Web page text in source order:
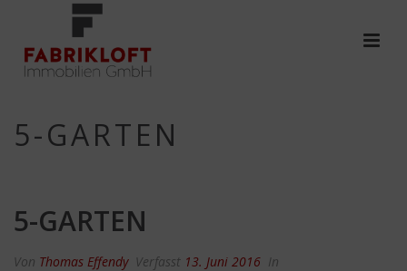
5-GARTEN
5-GARTEN
Von Thomas Effendy Verfasst 13. Juni 2016 In